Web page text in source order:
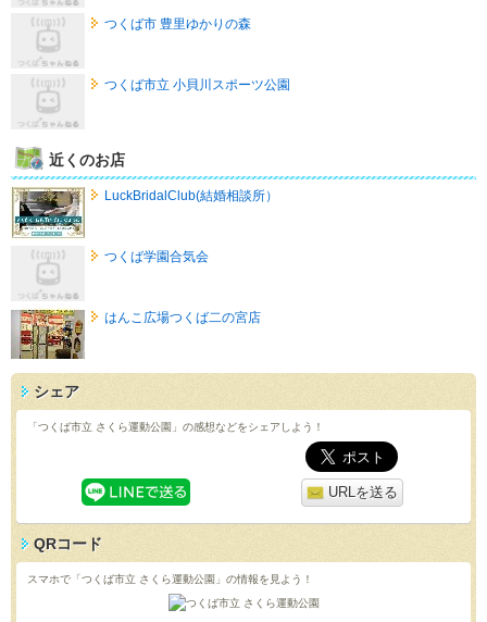
つくば市 豊里ゆかりの森
つくば市立 小貝川スポーツ公園
近くのお店
LuckBridalClub(結婚相談所）
つくば学園合気会
はんこ広場つくば二の宮店
シェア
「つくば市立 さくら運動公園」の感想などをシェアしよう！
URLを送る
QRコード
スマホで「つくば市立 さくら運動公園」の情報を見よう！